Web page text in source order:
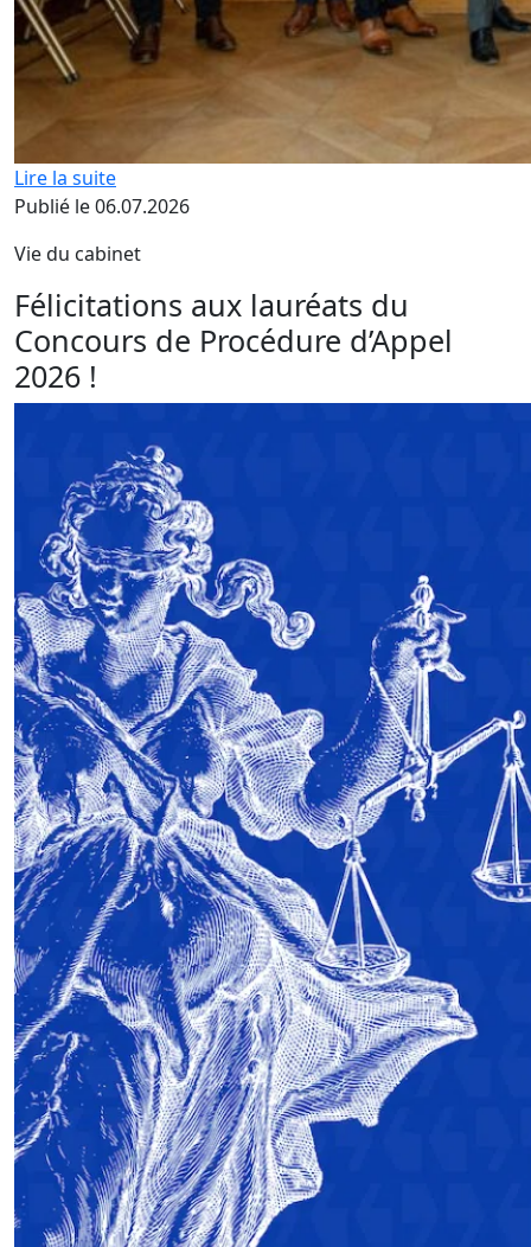
Lire la suite
Publié le 06.07.2026
Vie du cabinet
Félicitations aux lauréats du
Concours de Procédure d’Appel
2026 !